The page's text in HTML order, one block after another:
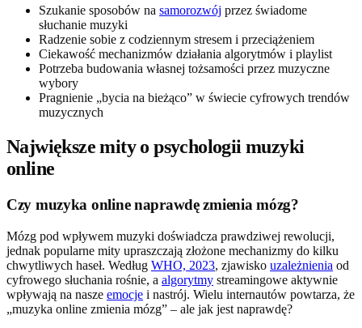
Szukanie sposobów na samorozwój przez świadome
słuchanie muzyki
Radzenie sobie z codziennym stresem i przeciążeniem
Ciekawość mechanizmów działania algorytmów i playlist
Potrzeba budowania własnej tożsamości przez muzyczne
wybory
Pragnienie „bycia na bieżąco” w świecie cyfrowych trendów
muzycznych
Największe mity o psychologii muzyki
online
Czy muzyka online naprawdę zmienia mózg?
Mózg pod wpływem muzyki doświadcza prawdziwej rewolucji,
jednak popularne mity upraszczają złożone mechanizmy do kilku
chwytliwych haseł. Według WHO, 2023, zjawisko uzależnienia od
cyfrowego słuchania rośnie, a algorytmy streamingowe aktywnie
wpływają na nasze emocje i nastrój. Wielu internautów powtarza, że
„muzyka online zmienia mózg” – ale jak jest naprawdę?